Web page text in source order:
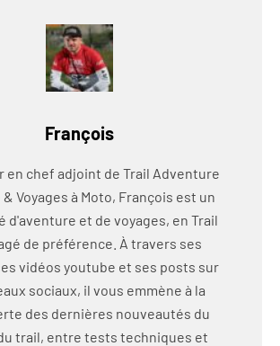
François
en chef adjoint de Trail Adventure
& Voyages à Moto, François est un
d'aventure et de voyages, en Trail
de préférence. À travers ses
vidéos youtube et ses posts sur
sociaux, il vous emmène à la
des dernières nouveautés du
trail, entre tests techniques et